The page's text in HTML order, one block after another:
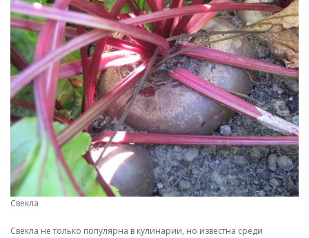
Свекла
Свёкла не только популярна в кулинарии, но известна среди